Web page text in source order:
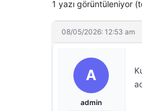
1 yazı görüntüleniyor
08/05/2026: 12:53 am
A
admin